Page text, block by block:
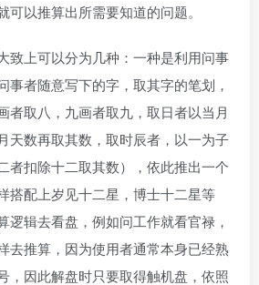
可以推算出所需要知道的问题。
致上可以分为几种：一种是利用问事
事者随意写下的字，取其字的笔划，
者取八，九画者取九，取日者以当月
天数再取其数，取时辰者，以一为子
者扣除十二取其数），依此推出一个
搭配上岁见十二星，博士十二星等
逻辑去看盘，例如问工作就看官禄，
去推算，因为使用者通常本身已经熟
，因此解盘时只要取得触机盘，依照